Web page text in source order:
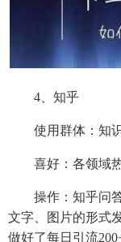
4、知乎
使用群体：知识
喜好：各领域热
操作：知乎问答
文字、图片的形式
做好了每日引流